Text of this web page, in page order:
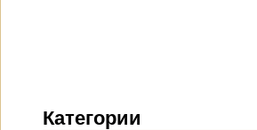
Категории